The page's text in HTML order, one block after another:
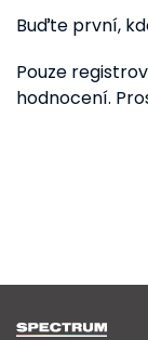
Buďte první,
Pouze
hodnocení.